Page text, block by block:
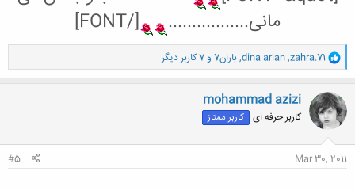
مانی.................
[/FONT]
و
ا
ک
ن
ش
ه
ا
zahra.71
,
dina arian
,باران7 و 7 کاربر دیگر
mohammad azizi
کاربر حرفه ای کاربر ممتاز
Mar 30, 2011
#5